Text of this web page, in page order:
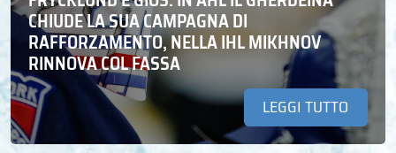
CHIUDE LA SUA CAMPAGNA DI
RAFFORZAMENTO, NELLA IHL MIKHNOV
RINNOVA COL FASSA
LEGGI TUTTO